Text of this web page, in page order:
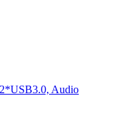
Audio